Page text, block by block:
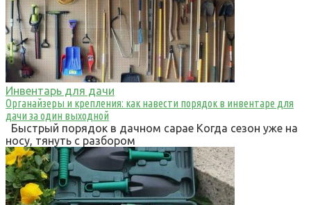
Инвентарь для дачи
Органайзеры и крепления: как навести порядок в инвентаре для
дачи за один выходной
Быстрый порядок в дачном сарае Когда сезон уже на
носу, тянуть с разбором